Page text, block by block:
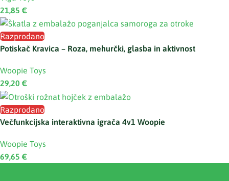
21,85 €
Razprodano
Potiskač Kravica – Roza, mehurčki, glasba in aktivnost
Woopie Toys
29,20 €
Razprodano
Večfunkcijska interaktivna igrača 4v1 Woopie
Woopie Toys
69,65 €